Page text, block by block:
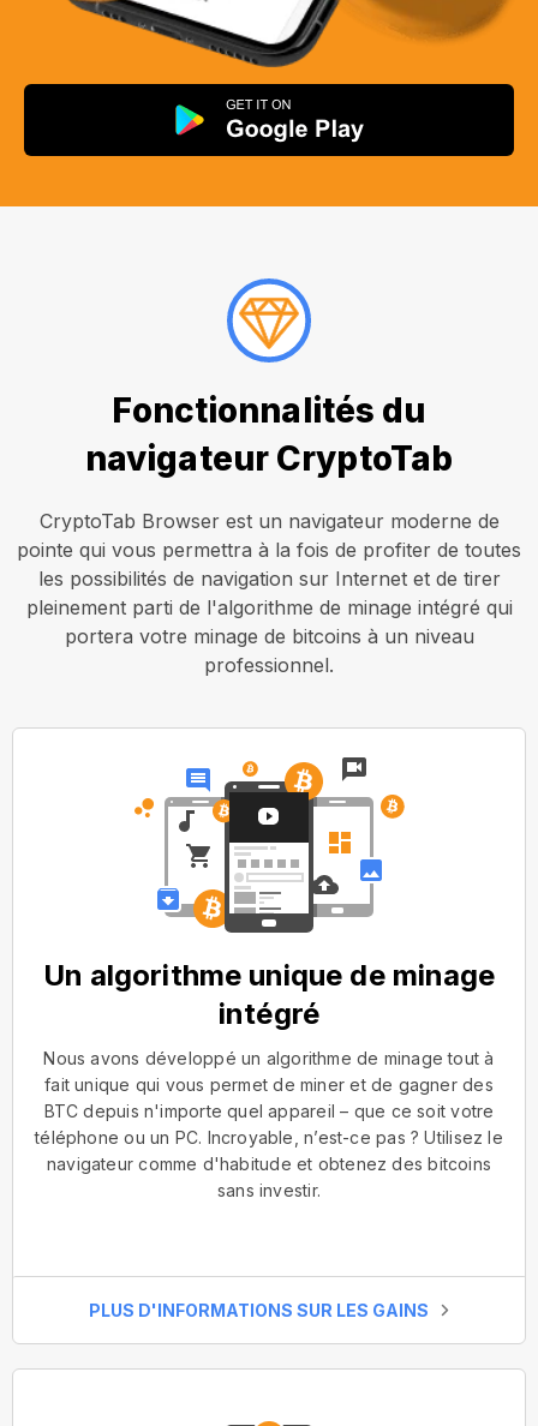
Fonctionnalités du
navigateur CryptoTab
CryptoTab Browser est un navigateur moderne de
pointe qui vous permettra à la fois de profiter de toutes
les possibilités de navigation sur Internet et de tirer
pleinement parti de l'algorithme de minage intégré qui
portera votre minage de bitcoins à un niveau
professionnel.
Un algorithme unique de minage
intégré
Nous avons développé un algorithme de minage tout à
fait unique qui vous permet de miner et de gagner des
BTC depuis n'importe quel appareil – que ce soit votre
téléphone ou un PC. Incroyable, n’est-ce pas ? Utilisez le
navigateur comme d'habitude et obtenez des bitcoins
sans investir.
PLUS D'INFORMATIONS SUR LES GAINS